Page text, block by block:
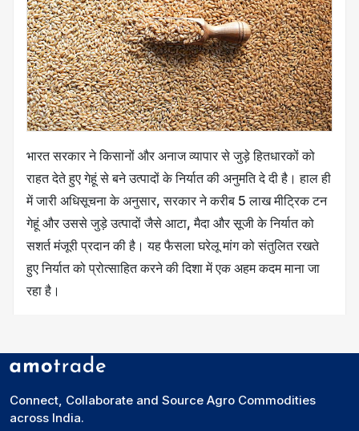
भारत सरकार ने किसानों और अनाज व्यापार से जुड़े हितधारकों को
राहत देते हुए गेहूं से बने उत्पादों के निर्यात की अनुमति दे दी है। हाल ही
में जारी अधिसूचना के अनुसार, सरकार ने करीब 5 लाख मीट्रिक टन
गेहूं और उससे जुड़े उत्पादों जैसे आटा, मैदा और सूजीके निर्यात को
सशर्त मंजूरी प्रदान की है। यह फैसला घरेलू मांग को संतुलित रखते
हुए निर्यात को प्रोत्साहित करने की दिशा में एक अहम कदम माना जा
रहा है।
होकर 31 मार्च 2026तक चलेगी, जबकि शिपमेंट की अंतिम तिथि10
मई 2026निर्धारित की गई है। इस योजना के तहत केवल वही मिलर्स
और व्यापारी आवेदन कर सकेंगे जिनके पास वैधआईईसी (IEC)और
एफएसएसएआई (FSSAI)
Connect, Collaborate and Source Agro Commodities
across India.